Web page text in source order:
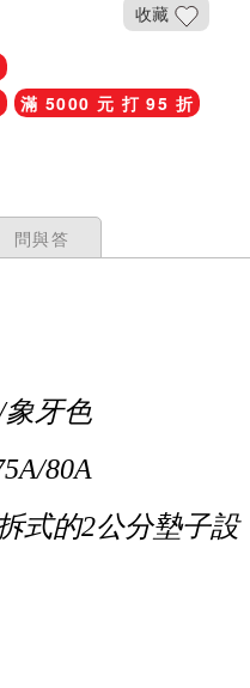
收藏
滿 5000 元 打 95 折
問與答